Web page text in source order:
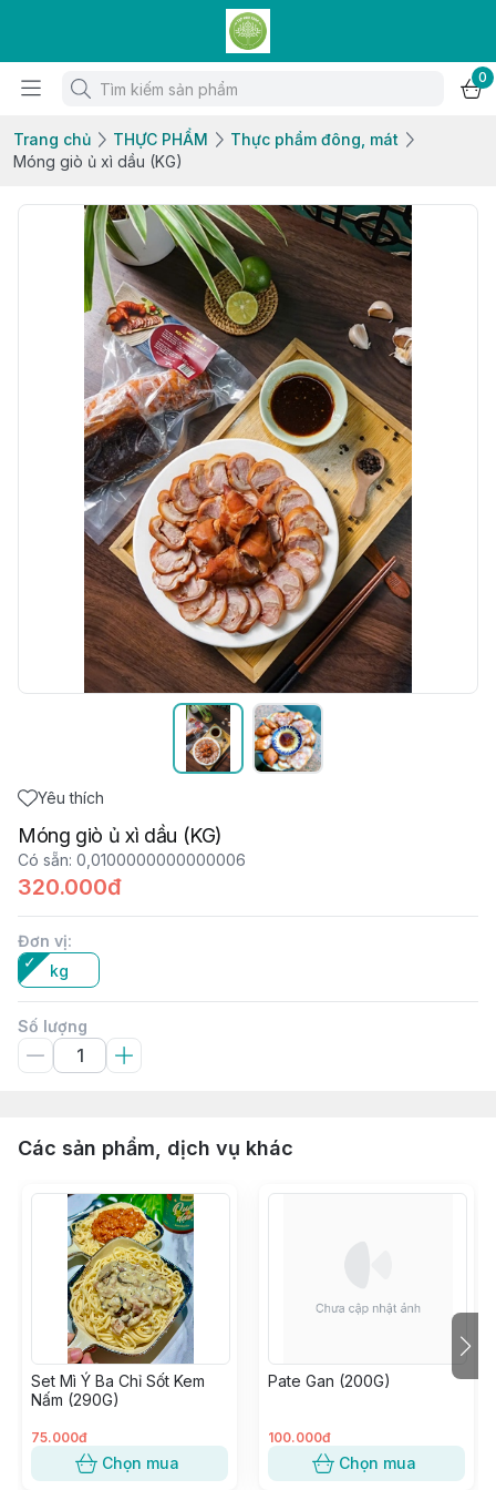
0
Trang chủ THỰC PHẨM
Thực phẩm đông, mát
Móng giò ủ xì dầu (KG)
Yêu thích
Móng giò ủ xì dầu (KG)
Có sẵn: 0,0100000000000006
320.000đ
Đơn vị:
kg
Số lượng
Các sản phẩm, dịch vụ khác
Set Mì Ý Ba Chỉ Sốt Kem
Nấm (290G)
75.000đ
Chọn mua
Pate Gan (200G)
100.000đ
Chọn mua